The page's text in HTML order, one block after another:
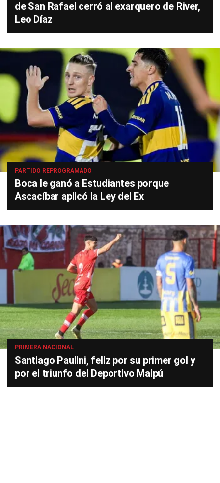
de San Rafael cerró al exarquero de River,
Leo Díaz
PARTIDO REPROGRAMADO
Boca le ganó a Estudiantes porque
Ascacíbar aplicó la Ley del Ex
PRIMERA NACIONAL
Santiago Paulini, feliz por su primer gol y
por el triunfo del Deportivo Maipú